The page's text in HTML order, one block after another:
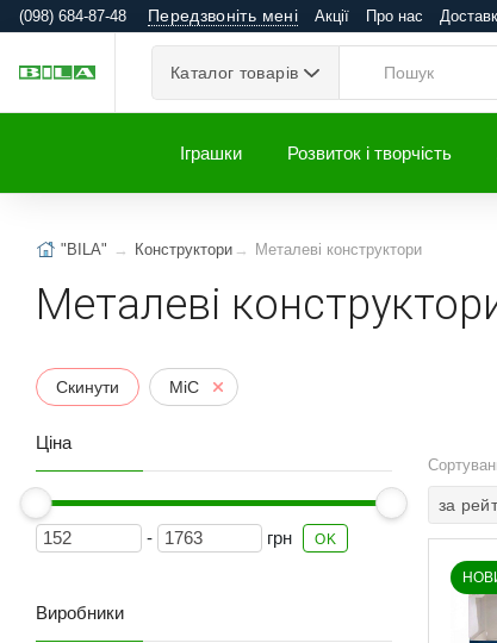
(098) 684-87-48 Передзвоніть мені Акції Про нас
Каталог товарів
Іграшки Розвиток і творчість
"BILA" Конструктори Металеві конструктори
Металеві
Скинути MiC
за
Ціна
- грн OK
Виробники